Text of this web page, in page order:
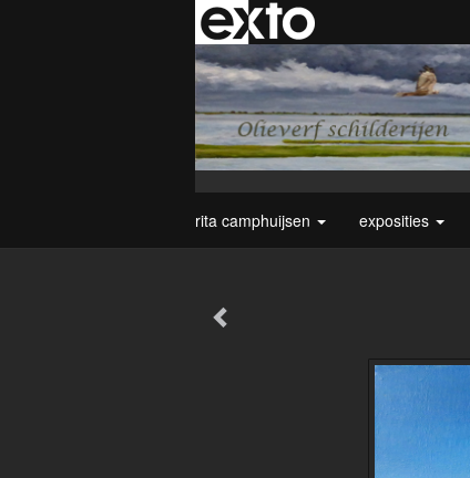
rita camphuijsen exposities